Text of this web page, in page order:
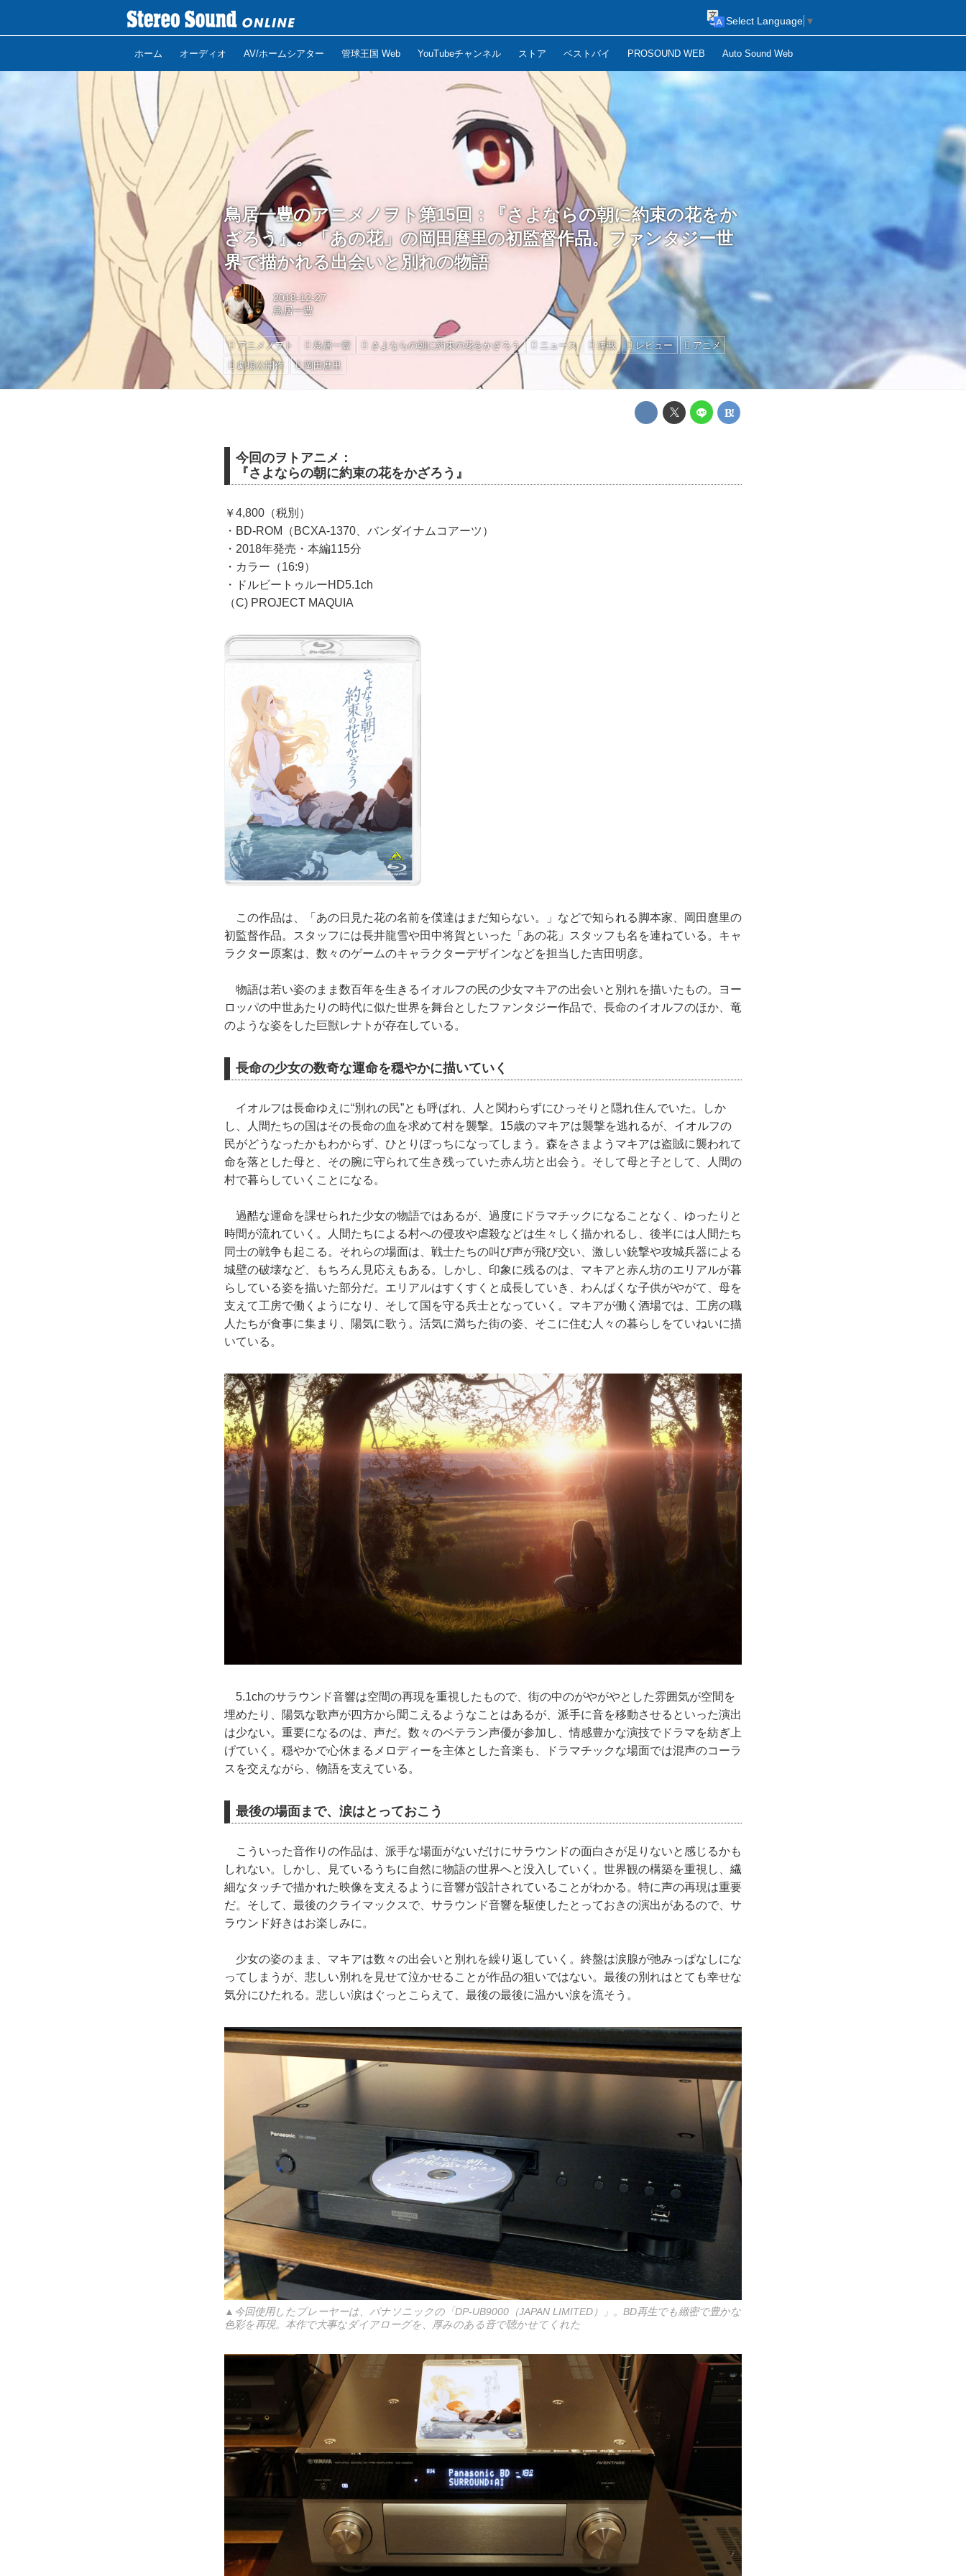
ホーム オーディオ AV/ホームシアター 管球王国 Web YouTubeチャンネル ストア ベストバイ PROSOUND WEB Auto Sound Web
Select Language ▼
鳥居一豊のアニメノヲト第15回：『さよならの朝に約束の花をか
ざろう』。「あの花」の岡田麿里の初監督作品。ファンタジー世
界で描かれる出会いと別れの物語
2018-12-27
鳥居一豊
アニメノヲト 鳥居一豊 さよならの朝に約束の花をかざろう ニュース 連載 レビュー
アニメ
劇場公開作
岡田麿里
今回のヲトアニメ：
『さよならの朝に約束の花をかざろう』
￥4,800（税別）
・BD-ROM（BCXA-1370、バンダイナムコアーツ）
・2018年発売・本編115分
・カラー（16:9）
・ドルビートゥルーHD5.1ch
（C) PROJECT MAQUIA
この作品は、「あの日見た花の名前を僕達はまだ知らない。」などで知られる脚本家、岡田麿里の
初監督作品。スタッフには長井龍雪や田中将賀といった「あの花」スタッフも名を連ねている。キャ
ラクター原案は、数々のゲームのキャラクターデザインなどを担当した吉田明彦。
物語は若い姿のまま数百年を生きるイオルフの民の少女マキアの出会いと別れを描いたもの。ヨー
ロッパの中世あたりの時代に似た世界を舞台としたファンタジー作品で、長命のイオルフのほか、竜
のような姿をした巨獣レナトが存在している。
長命の少女の数奇な運命を穏やかに描いていく
イオルフは長命ゆえに“別れの民”とも呼ばれ、人と関わらずにひっそりと隠れ住んでいた。しか
し、人間たちの国はその長命の血を求めて村を襲撃。15歳のマキアは襲撃を逃れるが、イオルフの
民がどうなったかもわからず、ひとりぼっちになってしまう。森をさまようマキアは盗賊に襲われて
命を落とした母と、その腕に守られて生き残っていた赤ん坊と出会う。そして母と子として、人間の
村で暮らしていくことになる。
過酷な運命を課せられた少女の物語ではあるが、過度にドラマチックになることなく、ゆったりと
時間が流れていく。人間たちによる村への侵攻や虐殺などは生々しく描かれるし、後半には人間たち
同士の戦争も起こる。それらの場面は、戦士たちの叫び声が飛び交い、激しい銃撃や攻城兵器による
城壁の破壊など、もちろん見応えもある。しかし、印象に残るのは、マキアと赤ん坊のエリアルが暮
らしている姿を描いた部分だ。エリアルはすくすくと成長していき、わんぱくな子供がやがて、母を
支えて工房で働くようになり、そして国を守る兵士となっていく。マキアが働く酒場では、工房の職
人たちが食事に集まり、陽気に歌う。活気に満ちた街の姿、そこに住む人々の暮らしをていねいに描
いている。
5.1chのサラウンド音響は空間の再現を重視したもので、街の中のがやがやとした雰囲気が空間を
埋めたり、陽気な歌声が四方から聞こえるようなことはあるが、派手に音を移動させるといった演出
は少ない。重要になるのは、声だ。数々のベテラン声優が参加し、情感豊かな演技でドラマを紡ぎ上
げていく。穏やかで心休まるメロディーを主体とした音楽も、ドラマチックな場面では混声のコーラ
スを交えながら、物語を支えている。
最後の場面まで、涙はとっておこう
こういった音作りの作品は、派手な場面がないだけにサラウンドの面白さが足りないと感じるかも
しれない。しかし、見ているうちに自然に物語の世界へと没入していく。世界観の構築を重視し、繊
細なタッチで描かれた映像を支えるように音響が設計されていることがわかる。特に声の再現は重要
だ。そして、最後のクライマックスで、サラウンド音響を駆使したとっておきの演出があるので、サ
ラウンド好きはお楽しみに。
少女の姿のまま、マキアは数々の出会いと別れを繰り返していく。終盤は涙腺が弛みっぱなしにな
ってしまうが、悲しい別れを見せて泣かせることが作品の狙いではない。最後の別れはとても幸せな
気分にひたれる。悲しい涙はぐっとこらえて、最後の最後に温かい涙を流そう。
▲今回使用したプレーヤーは、パナソニックの「DP-UB9000（JAPAN LIMITED）」。BD再生でも緻密で豊かな
色彩を再現。本作で大事なダイアローグを、厚みのある音で聴かせてくれた